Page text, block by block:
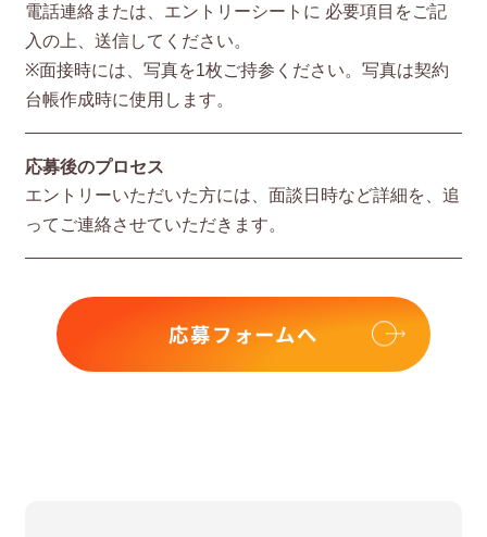
電話連絡または、エントリーシートに 必要項⽬をご記
⼊の上、送信してください。
※⾯接時には、写真を1枚ご持参ください。写真は契約
台帳作成時に使⽤します。
応募後のプロセス
エントリーいただいた⽅には、⾯談⽇時など詳細を、追
ってご連絡させていただきます。
応募フォームへ